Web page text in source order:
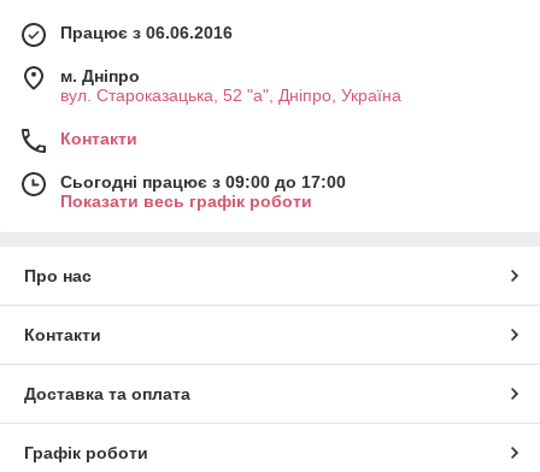
Працює з 06.06.2016
м. Дніпро
вул. Староказацька, 52 "а", Дніпро, Україна
Контакти
Сьогодні працює з 09:00 до 17:00
Показати весь графік роботи
Про нас
Контакти
Доставка та оплата
Графік роботи